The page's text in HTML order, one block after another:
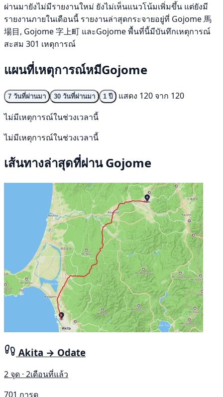
ผ่านมายังไม่มีรายงานใหม่ ยังไม่เห็นแนวโน้มเพิ่มขึ้น แต่ยังมี
รายงานภายในเดือนนี้ รายงานล่าสุดกระจายอยู่ที่ Gojome 馬
場目, Gojome 字上町 และGojome พื้นที่นี้มีบันทึกเหตุการณ์
สะสม 301 เหตุการณ์
แผนที่เหตุการณ์หมีGojome
7 วันที่ผ่านมา 30 วันที่ผ่านมา 1 ปี
แสดง 120 จาก 120
ไม่มีเหตุการณ์ในช่วงเวลานี้
ไม่มีเหตุการณ์ในช่วงเวลานี้
เส้นทางล่าสุดที่ผ่าน Gojome
Akita → Odate
2 จุด · 2เดือนที่แล้ว
701 การดู